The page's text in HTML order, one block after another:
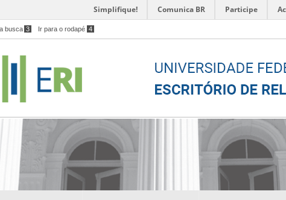
Simplifique! Comunica BR Participe
busca 3 Ir para o rodapé 4